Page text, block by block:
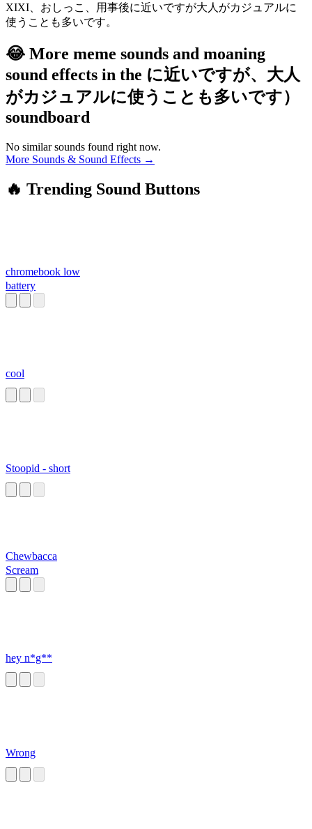
XIXI、 お し っ こ、 用事後に近いですが大人がカ ジュアルに
使 う こと も多いです。
😂 More meme sounds and moaning
sound effects in the に近いですが、大人
がカジュアルに使うことも多いです）
soundboard
No similar sounds found right now.
More Sounds & Sound Effects →
🔥 Trending Sound Buttons
chromebook low
battery
cool
Stoopid - short
Chewbacca
Scream
hey n*g**
Wrong